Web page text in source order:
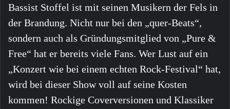
Bassist Stoffel ist mit seinen Musikern der Fels in
der Brandung. Nicht nur bei den „quer-Beats“,
sondern auch als Gründungsmitglied von „Pure &
Free“ hat er bereits viele Fans. Wer Lust auf ein
„Konzert wie bei einem echten Rock-Festival“ hat,
wird bei dieser Show voll auf seine Kosten
kommen! Rockige Coverversionen und Klassiker